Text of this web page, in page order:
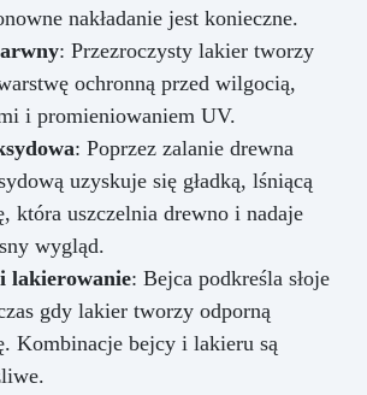
nakładanie jest konieczne.
: Przezroczysty lakier tworzy
ochronną przed wilgocią,
i promieniowaniem UV.
: Poprzez zalanie drewna
uzyskuje się gładką, lśniącą
która uszczelnia drewno i nadaje
wygląd.
lakierowanie: Bejca podkreśla słoje
gdy lakier tworzy odporną
Kombinacje bejcy i lakieru są